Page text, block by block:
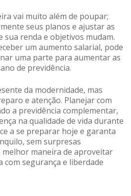
vai muito além de poupar;
seus planos e ajustar as
renda e objetivos mudam.
um aumento salarial, pode
uma parte para aumentar as
de previdência.
da modernidade, mas
e atenção. Planejar com
a previdência complementar,
na qualidade de vida durante
a se preparar hoje e garanta
sem surpresas
melhor maneira de aproveitar
com segurança e liberdade